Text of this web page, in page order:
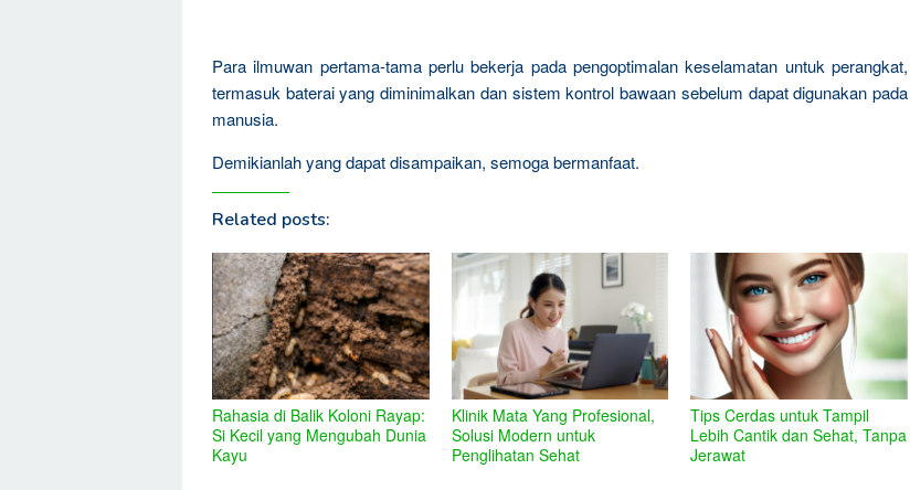
Para ilmuwan pertama-tama perlu bekerja pada pengoptimalan keselamatan untuk perangkat,
termasuk baterai yang diminimalkan dan sistem kontrol bawaan sebelum dapat digunakan pada
manusia.
Demikianlah yang dapat disampaikan, semoga bermanfaat.
Related posts:
Rahasia di Balik Koloni Rayap:
Si Kecil yang Mengubah Dunia
Kayu
Klinik Mata Yang Profesional,
Solusi Modern untuk
Penglihatan Sehat
Tips Cerdas untuk Tampil
Lebih Cantik dan Sehat, Tanpa
Jerawat